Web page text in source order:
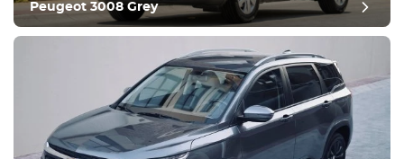
Peugeot 3008 Grey